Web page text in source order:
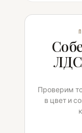
Проверим
в цвет и